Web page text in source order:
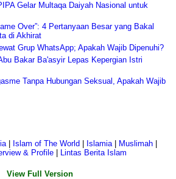
Gelar Multaqa Daiyah Nasional untuk
Over”: 4 Pertanyaan Besar yang Bakal
di Akhirat
Grup WhatsApp; Apakah Wajib Dipenuhi?
Bakar Ba'asyir Lepas Kepergian Istri
Tanpa Hubungan Seksual, Apakah Wajib
| Islam of The World Islamia| Muslimah|
& Profile Lintas Berita Islam
View Full Version